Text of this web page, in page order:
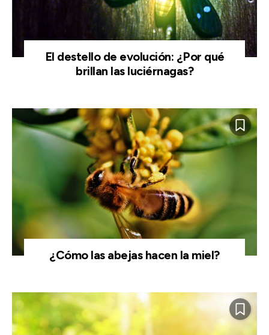
El destello de evolución: ¿Por qué
brillan las luciérnagas?
¿Cómo las abejas hacen la miel?